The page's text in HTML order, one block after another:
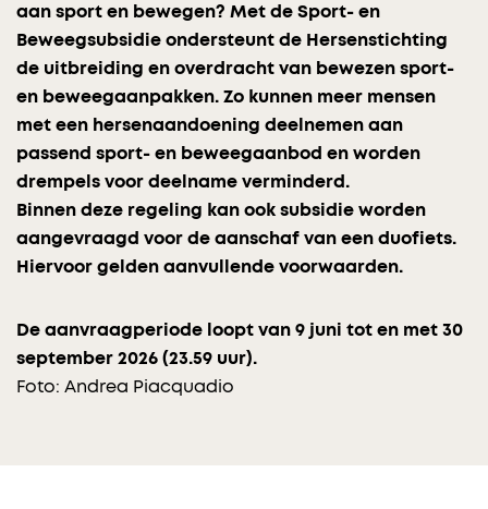
aan sport en bewegen? Met de Sport- en
Beweegsubsidie ondersteunt de Hersenstichting
de uitbreiding en overdracht van bewezen sport-
en beweegaanpakken. Zo kunnen meer mensen
met een hersenaandoening deelnemen aan
passend sport- en beweegaanbod en worden
drempels voor deelname verminderd.
Binnen deze regeling kan ook subsidie worden
aangevraagd voor de aanschaf van een duofiets.
Hiervoor gelden aanvullende voorwaarden.
De aanvraagperiode loopt van 9 juni tot en met 30
september 2026 (23.59 uur).
Foto: Andrea Piacquadio